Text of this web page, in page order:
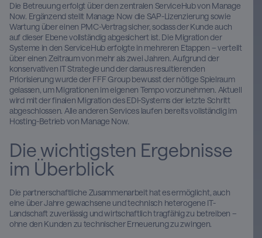
Die Betreuung erfolgt über den zentralen ServiceHub von Manage
Now. Ergänzend stellt Manage Now die SAP-Lizenzierung sowie
Wartung über einen PMC-Vertrag sicher, sodass der Kunde auch
auf dieser Ebene vollständig abgesichert ist. Die Migration der
Systeme in den ServiceHub erfolgte in mehreren Etappen – verteilt
über einen Zeitraum von mehr als zwei Jahren. Aufgrund der
konservativen IT Strategie und der daraus resultierenden
Priorisierung wurde der FFF Group bewusst der nötige Spielraum
gelassen, um Migrationen im eigenen Tempo vorzunehmen. Aktuell
wird mit der finalen Migration des EDI-Systems der letzte Schritt
abgeschlossen. Alle anderen Services laufen bereits vollständig im
Hosting-Betrieb von Manage Now.
Die wichtigsten Ergebnisse
im Überblick
Die partnerschaftliche Zusammenarbeit hat es ermöglicht, auch
eine über Jahre gewachsene und technisch heterogene IT-
Landschaft zuverlässig und wirtschaftlich tragfähig zu betreiben –
ohne den Kunden zu technischer Erneuerung zu zwingen.